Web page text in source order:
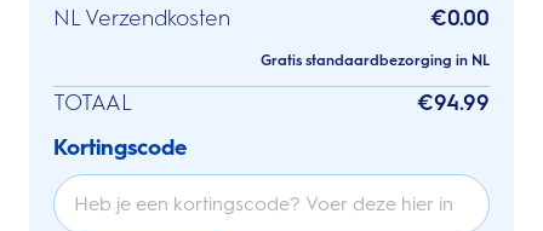
NL Verzendkosten
€0.00
Gratis standaardbezorging in NL
TOTAAL
€94.99
Kortingscode